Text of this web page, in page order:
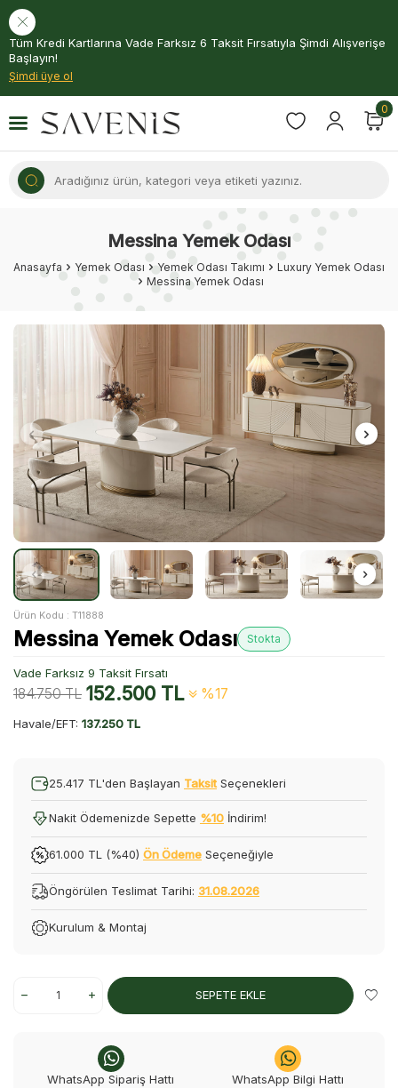
Tüm Kredi Kartlarına Vade Farksız 6 Taksit Fırsatıyla Şimdi Alışverişe
Başlayın!
Şimdi üye ol
0
Messina Yemek Odası
Anasayfa Yemek Odası Yemek Odası Takımı
Luxury Yemek Odası
Messina Yemek Odası
Ürün Kodu : T11888
Messina Yemek Odası Stokta
Vade Farksız 9 Taksit Fırsatı
184.750TL 152.500TL %17
Havale/EFT: 137.250 TL
25.417 TL'den Başlayan Taksit Seçenekleri
Nakit Ödemenizde Sepette %10 İndirim!
61.000 TL (%40) Ön Ödeme Seçeneğiyle
Öngörülen Teslimat Tarihi: 31.08.2026
Kurulum & Montaj
SEPETE EKLE
WhatsApp Sipariş Hattı WhatsApp Bilgi Hattı